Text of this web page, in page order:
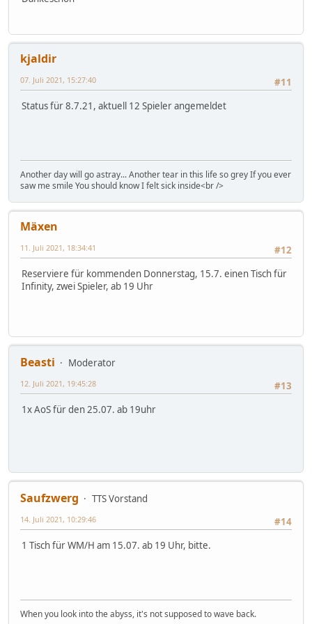
kjaldir
#11
07. Juli 2021, 15:27:40
Status für 8.7.21, aktuell 12 Spieler angemeldet
Another day will go astray... Another tear in this life so grey If you ever
saw me smile You should know I felt sick inside<br />
Mäxen
#12
11. Juli 2021, 18:34:41
Reserviere für kommenden Donnerstag, 15.7. einen Tisch für
Infinity, zwei Spieler, ab 19 Uhr
Beasti
Moderator
#13
12. Juli 2021, 19:45:28
1x AoS für den 25.07. ab 19uhr
Saufzwerg
TTS Vorstand
#14
14. Juli 2021, 10:29:46
1 Tisch für WM/H am 15.07. ab 19 Uhr, bitte.
When you look into the abyss, it's not supposed to wave back.